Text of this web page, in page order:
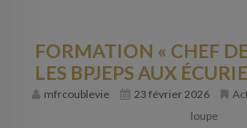
FORMATION « CHEF
LES BPJEPS AUX
mfrcoublevie 23 février 2026
loupe